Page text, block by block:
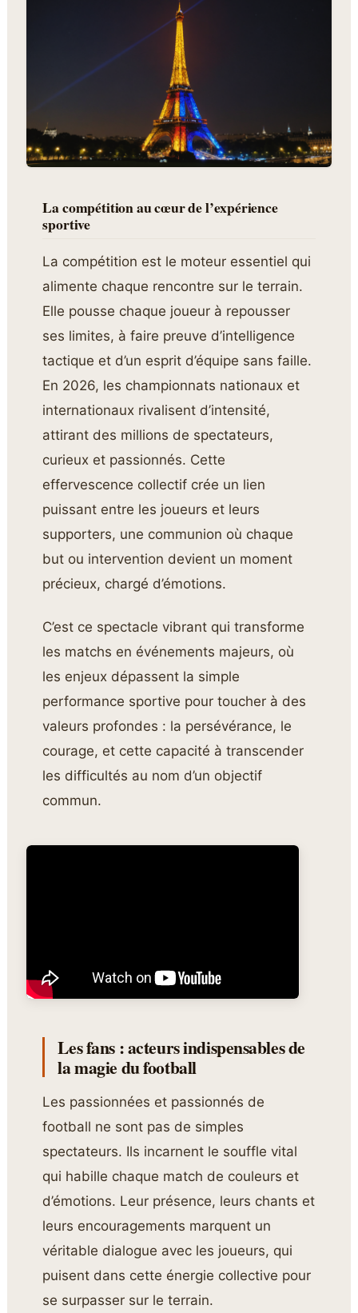
La compétition au cœur de l’expérience
sportive
La compétition est le moteur essentiel qui
alimente chaque rencontre sur le terrain.
Elle pousse chaque joueur à repousser
ses limites, à faire preuve d’intelligence
tactique et d’un esprit d’équipe sans faille.
En 2026, les championnats nationaux et
internationaux rivalisent d’intensité,
attirant des millions de spectateurs,
curieux et passionnés. Cette
effervescence collectif crée un lien
puissant entre les joueurs et leurs
supporters, une communion où chaque
but ou intervention devient un moment
précieux, chargé d’émotions.
C’est ce spectacle vibrant qui transforme
les matchs en événements majeurs, où
les enjeux dépassent la simple
performance sportive pour toucher à des
valeurs profondes : la persévérance, le
courage, et cette capacité à transcender
les difficultés au nom d’un objectif
commun.
Les fans : acteurs indispensables de
la magie du football
Les passionnées et passionnés de
football ne sont pas de simples
spectateurs. Ils incarnent le souffle vital
qui habille chaque match de couleurs et
d’émotions. Leur présence, leurs chants et
leurs encouragements marquent un
véritable dialogue avec les joueurs, qui
puisent dans cette énergie collective pour
se surpasser sur le terrain.